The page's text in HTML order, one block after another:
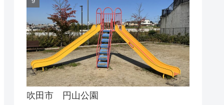
吹田市 円山公園